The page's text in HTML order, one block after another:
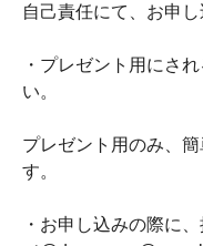
自己責任にて、お申
・プレゼント用にさ
い。
プレゼント用のみ、
す。
・お申し込みの際に